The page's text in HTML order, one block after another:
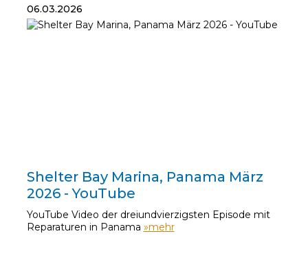
06.03.2026
Shelter Bay Marina, Panama März
2026 - YouTube
YouTube Video der dreiundvierzigsten Episode mit
Reparaturen in Panama »mehr